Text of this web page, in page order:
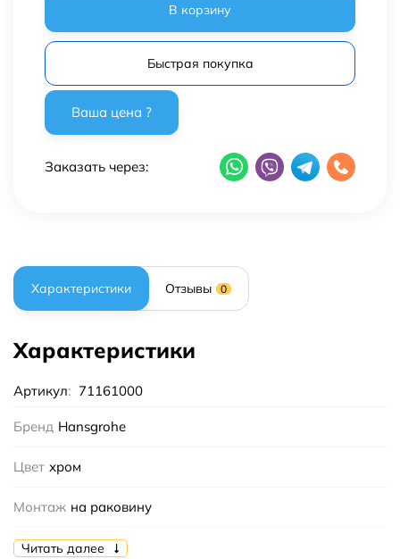
В корзину
Быстрая покупка
Заказать через:
Характеристики Отзывы 0
Характеристики
Артикул: 71161000
Бренд Hansgrohe
Цвет хром
Монтаж на раковину
Страна бренда Германия
Читать далее